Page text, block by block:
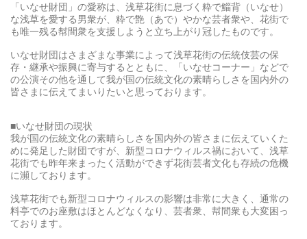
「いなせ財団」の愛称は、浅草花街に息づく粋で鯔背（いなせ）
な浅草を愛する男衆が、粋で艶（あで）やかな芸者衆や、花街で
も唯一残る幇間衆を支援しようと立ち上がり冠したものです。
いなせ財団はさまざまな事業によって浅草花街の伝統伎芸の保
存・継承や振興に寄与するとともに、「いなせコーナー」などで
の公演その他を通して我が国の伝統文化の素晴らしさを国内外の
皆さまに伝えてまいりたいと思っております。
■いなせ財団の現状
我が国の伝統文化の素晴らしさを国内外の皆さまに伝えていくた
めに発足した財団ですが、新型コロナウィルス禍において、浅草
花街でも昨年来まったく活動ができず花街芸者文化も存続の危機
に瀕しております。
浅草花街でも新型コロナウィルスの影響は非常に大きく、通常の
料亭でのお座敷はほとんどなくなり、芸者衆、幇間衆も大変困っ
ております。